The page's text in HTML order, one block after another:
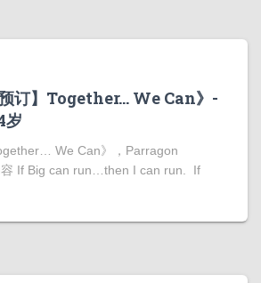
订】Together… We Can》-
岁
We Can》，Parragon
容 If Big can run…then I can run. If